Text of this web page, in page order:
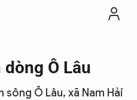
Ô Lâu
Ô Lâu, xã Nam Hải